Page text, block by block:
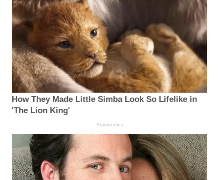
How They Made Little Simba Look So Lifelike in
'The Lion King'
Brainberries